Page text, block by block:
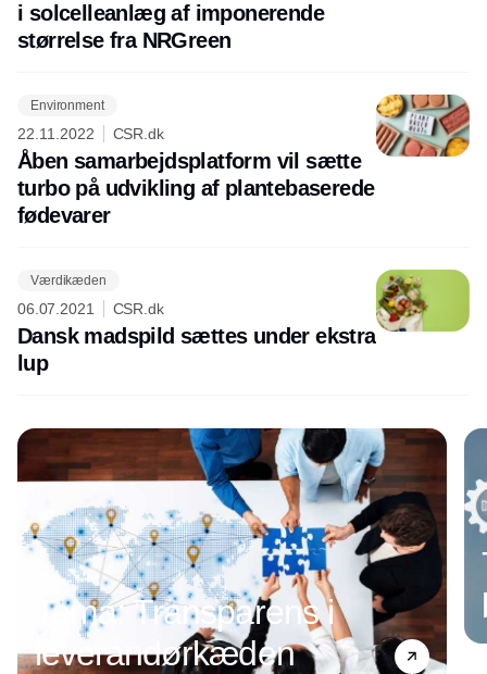
i solcelleanlæg af imponerende
størrelse fra NRGreen
Environment
22.11.2022 CSR.dk
Åben samarbejdsplatform vil sætte
turbo på udvikling af plantebaserede
fødevarer
Værdikæden
06.07.2021 CSR.dk
Dansk madspild sættes under ekstra
lup
Tema: Transparens i
leverandørkæden